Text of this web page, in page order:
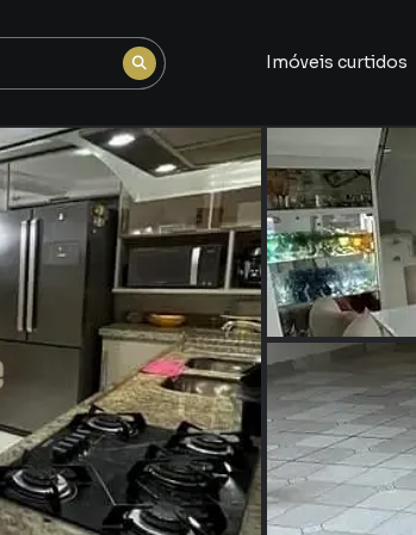
Imóveis curtidos